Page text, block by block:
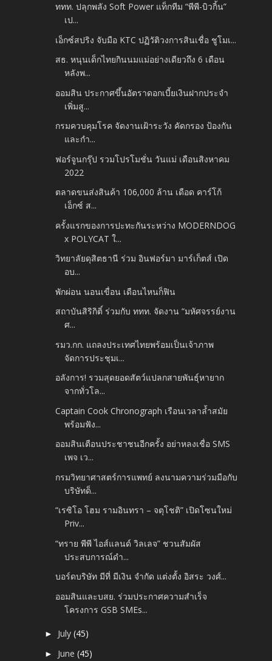
ททท. ปลุกพลัง Soft Power แท็กทีม “พีพี-บิวกิ้น”
เป...
เอ็กซ์สปริง จับมือ KTC ปฏิวัติวงการสินเชื่อ ชูโมเ...
สธ. หนุนเด็กไทยกินนมแม่อย่างเดียวถึง 6 เดือน
หลังพ...
ออมสิน ประกาศขึ้นอัตราดอกเบี้ยเงินฝากประจำ
เพิ่มสู...
กรมควบคุมโรค จัดงานเฝ้าระวัง คัดกรอง ป้องกัน
และกำ...
ฟอร์จูนกรุ๊ป รวมโปรโมชั่น วันแม่ เดือนสิงหาคม
2022
ตลาดขนส่งสินค้า 106,000 ล้าน เดือด คาร์โก้
เอ็กซ์ ส...
ครั้งแรกของการปะทะกันระหว่าง MODERNDOG
x POLYCAT ใ...
วิทยาลัยดุสิตธานี ร่วม อินฟอร์มา มาร์เก็ตส์ เปิด
อบ...
พักผ่อน นอนเขื่อน เดือนไหนก็ฟิน
สถาบันสิริกิติ์ ร่วมกับ ททท. จัดงาน “มหัศจรรย์งาน
ศ...
รมว.กก. แถลงประเทศไทยพร้อมเป็นเจ้าภาพ
จัดการประชุมเ...
อลังการ! รวมสุดยอดสัตว์แปลกสายพันธุ์หายาก
จากทั่วโล...
Captain Cook Chronograph เรือนเวลาล้ำสมัย
พร้อมฟัง...
ออมสินเตือนประชาชนอีกครั้ง อย่าหลงเชื่อ SMS
เพจ เว...
กรมวิทยาศาสตร์การแพทย์ ลงนามความร่วมมือกับ
บริษัทด็...
“เรซิโอ โฮม รามอินทรา – จตุโชติ” เปิดโซนใหม่
Priv...
“ทราย พีพี ไอส์แลนด์ วิลเลจ” ชวนสัมผัส
ประสบการณ์ดำ...
บอร์ดบริษัท มีที่ มีเงิน จำกัด แต่งตั้ง อิสระ วงศ์...
ออมสินและบสย. ร่วมประกาศความสำเร็จ
โครงการ GSB SMEs...
► July(45)
► June(45)